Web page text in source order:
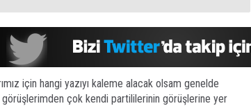
için hangi yazıyı kaleme alacak olsam genelde
görüşlerimden çok kendi partililerinin görüşlerine yer